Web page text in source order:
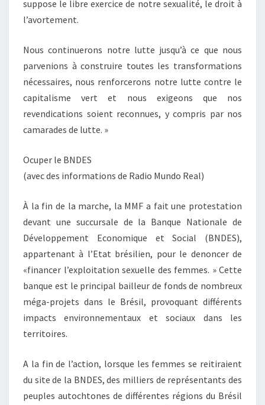
suppose le libre exercice de notre sexualité, le droit à
l’avortement.
Nous continuerons notre lutte jusqu’à ce que nous
parvenions à construire toutes les transformations
nécessaires, nous renforcerons notre lutte contre le
capitalisme vert et nous exigeons que nos
revendications soient reconnues, y compris par nos
camarades de lutte. »
Ocuper le BNDES
(avec des informations de Radio Mundo Real)
À la fin de la marche, la MMF a fait une protestation
devant une succursale de la Banque Nationale de
Développement Economique et Social (BNDES),
appartenant à l’Etat brésilien, pour le denoncer de
«financer l’exploitation sexuelle des femmes. » Cette
banque est le principal bailleur de fonds de nombreux
méga-projets dans le Brésil, provoquant différents
impacts environnementaux et sociaux dans les
territoires.
A la fin de l’action, lorsque les femmes se reitiraient
du site de la BNDES, des milliers de représentants des
peuples autochtones de différentes régions du Brésil